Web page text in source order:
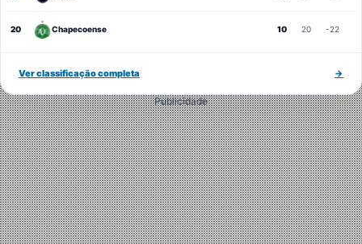
20 Chapecoense 10 20 -22
Ver classificação completa →
Publicidade